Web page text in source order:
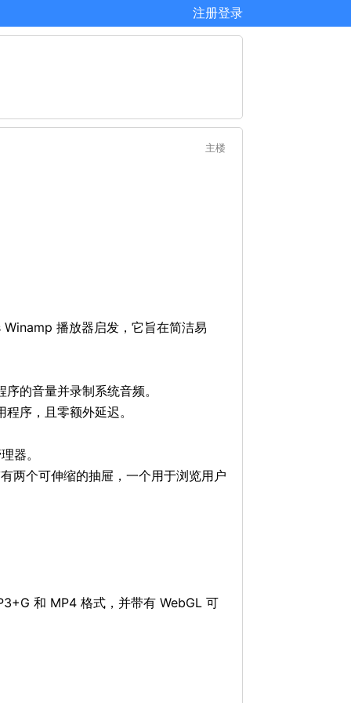
注册登录
主楼
播放器启发，它旨在简洁易
的音量并录制系统音频。
序，且零额外延迟。
器。
两个可伸缩的抽屉，一个用于浏览用户
和 MP4 格式，并带有 WebGL 可